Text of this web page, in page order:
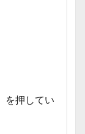
を押してい